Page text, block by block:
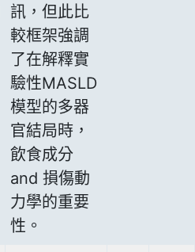
訊，但此比
較框架強調
了在解釋實
驗性MASLD
模型的多器
官結局時，
飲食成分
and 損傷動
力學的重要
性。